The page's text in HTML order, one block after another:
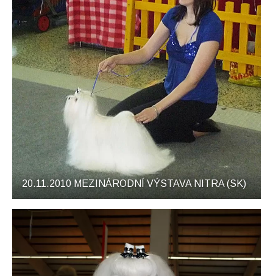
20.11.2010 MEZINÁRODNÍ VÝSTAVA NITRA (SK)